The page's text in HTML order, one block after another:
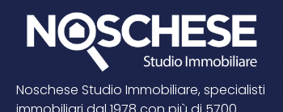
Noschese Studio Immobiliare, specialisti